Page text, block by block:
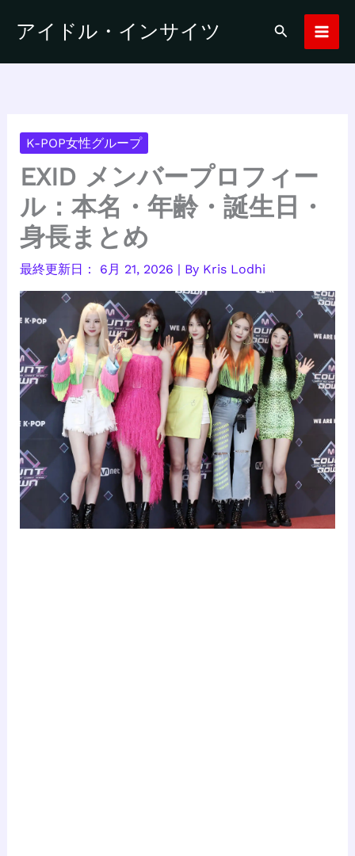
アイドル・インサイツ
検
K-POP女性グループ
EXID メンバープロフィー
ル：本名・年齢・誕生日・
身長まとめ
6月 21, 2026 | By Kris Lodhi